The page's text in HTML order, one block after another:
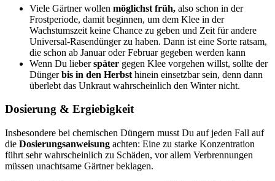
Viele Gärtner wollen möglichst früh, also schon in der
Frostperiode, damit beginnen, um dem Klee in der
Wachstumszeit keine Chance zu geben und Zeit für andere
Universal-Rasendünger zu haben. Dann ist eine Sorte ratsam,
die schon ab Januar oder Februar gegeben werden kann
Wenn Du lieberspäter gegen Klee vorgehen willst, sollte der
Düngerbis in den Herbst hinein einsetzbar sein, denn dann
überlebt das Unkraut wahrscheinlich den Winter nicht.
Dosierung & Ergiebigkeit
Insbesondere bei chemischen Düngern musst Du auf jeden Fall auf
die Dosierungsanweisung achten: Eine zu starke Konzentration
führt sehr wahrscheinlich zu Schäden, vor allem Verbrennungen
müssen unachtsame Gärtner beklagen.